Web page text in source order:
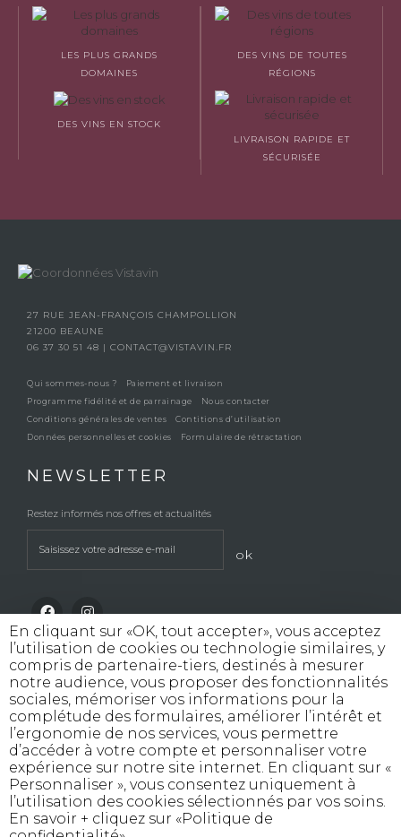
LES PLUS GRANDS
DOMAINES
DES VINS DE TOUTES
RÉGIONS
DES VINS EN STOCK
LIVRAISON RAPIDE ET
SÉCURISÉE
27 RUE JEAN-FRANÇOIS CHAMPOLLION
21200 BEAUNE
06 37 30 51 48 | CONTACT@VISTAVIN.FR
Qui sommes-nous ?
Paiement et livraison
Programme fidélité et de parrainage
Nous contacter
Conditions générales de ventes
Contitions d’utilisation
Données personnelles et cookies
Formulaire de rétractation
NEWSLETTER
Restez informés nos offres et actualités
ok
INTERDICTION DE VENTE DE BOISSONS
ALCOOLIQUES AUX MINEURS DE MOINS
DE 18 ANS
La preuve de majorité de l'acheteur est exigée
au moment de la vente en ligne
CODE DE LA SANTE PUBLIQUE, ART. L. 3342-1 et L.
3353-3
En cliquant sur «OK, tout accepter», vous acceptez
l’utilisation de cookies ou technologie similaires, y
compris de partenaire-tiers, destinés à mesurer
notre audience, vous proposer des fonctionnalités
sociales, mémoriser vos informations pour la
complétude des formulaires, améliorer l’intérêt et
l’ergonomie de nos services, vous permettre
d’accéder à votre compte et personnaliser votre
expérience sur notre site internet. En cliquant sur «
Personnaliser », vous consentez uniquement à
l’utilisation des cookies sélectionnés par vos soins.
En savoir + cliquez sur «Politique de